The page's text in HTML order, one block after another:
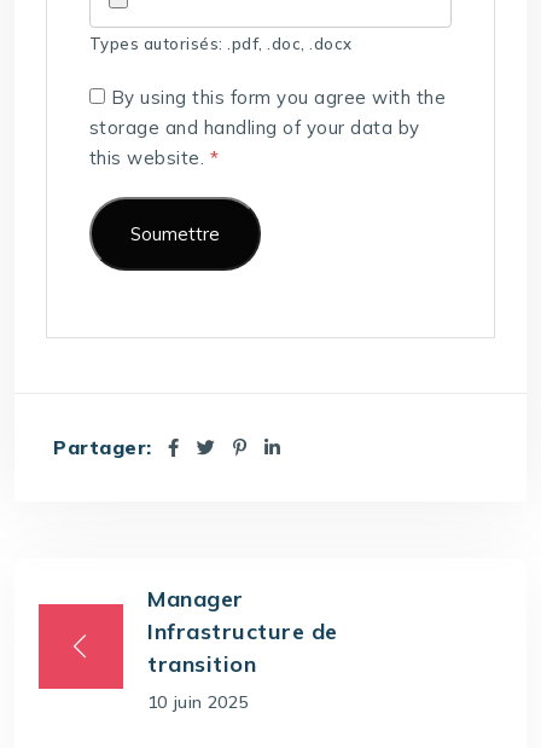
Types autorisés: .pdf, .doc, .docx
By using this form you agree with the
storage and handling of your data by
this website. *
Partager:
Manager
Infrastructure de
transition
10 juin 2025